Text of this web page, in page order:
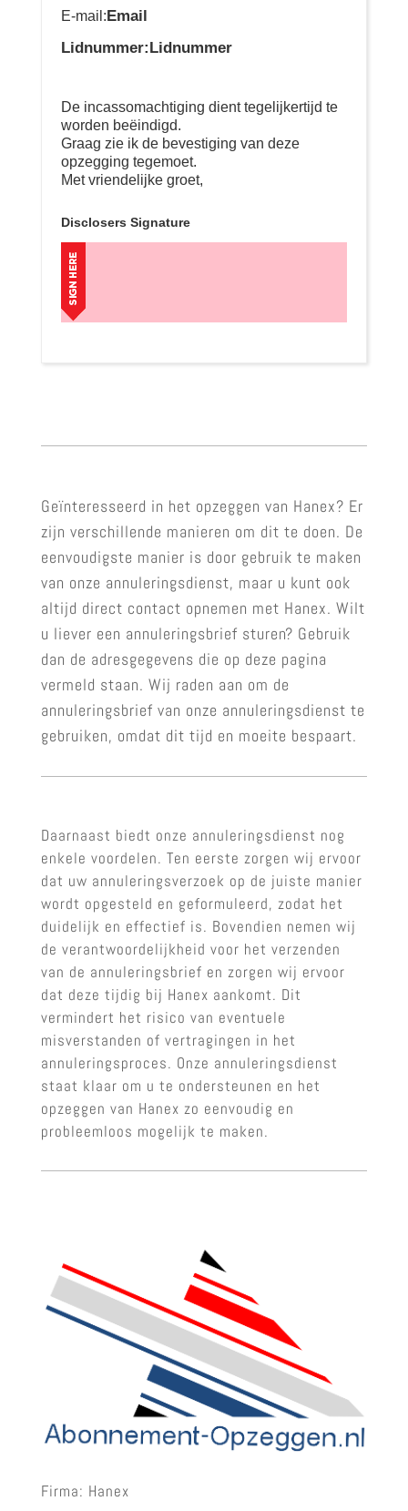
E-mail:Email
Lidnummer:Lidnummer
De incassomachtiging dient tegelijkertijd te
worden beëindigd.
Graag zie ik de bevestiging van deze
opzegging tegemoet.
Met vriendelijke groet,
Disclosers Signature
Geïnteresseerd in het opzeggen van Hanex? Er
zijn verschillende manieren om dit te doen. De
eenvoudigste manier is door gebruik te maken
van onze annuleringsdienst, maar u kunt ook
altijd direct contact opnemen met Hanex. Wilt
u liever een annuleringsbrief sturen? Gebruik
dan de adresgegevens die op deze pagina
vermeld staan. Wij raden aan om de
annuleringsbrief van onze annuleringsdienst te
gebruiken, omdat dit tijd en moeite bespaart.
Daarnaast biedt onze annuleringsdienst nog
enkele voordelen. Ten eerste zorgen wij ervoor
dat uw annuleringsverzoek op de juiste manier
wordt opgesteld en geformuleerd, zodat het
duidelijk en effectief is. Bovendien nemen wij
de verantwoordelijkheid voor het verzenden
van de annuleringsbrief en zorgen wij ervoor
dat deze tijdig bij Hanex aankomt. Dit
vermindert het risico van eventuele
misverstanden of vertragingen in het
annuleringsproces. Onze annuleringsdienst
staat klaar om u te ondersteunen en het
opzeggen van Hanex zo eenvoudig en
probleemloos mogelijk te maken.
Firma: Hanex